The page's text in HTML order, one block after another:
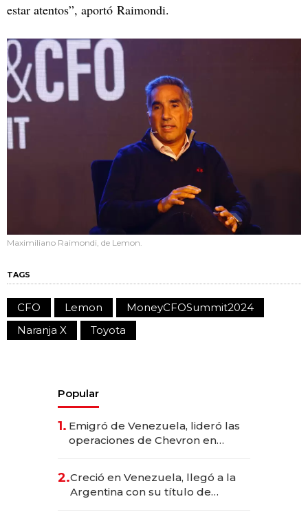
estar atentos”, aportó Raimondi.
Maximiliano Raimondi, de Lemon.
TAGS
CFO Lemon
MoneyCFOSummit2024
Naranja X
Toyota
Popular
1. Emigró de Venezuela, lideró las
operaciones de Chevron en
2.Creció en Venezuela, llegó a la
Argentina con su título de